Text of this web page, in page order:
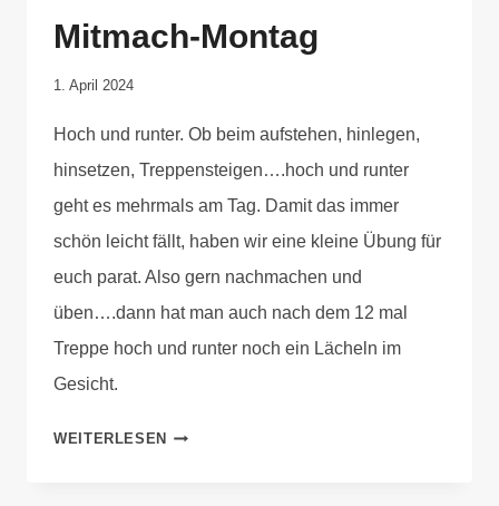
Mitmach-Montag
Von
Justh
1. April 2024
Hoch und runter. Ob beim aufstehen, hinlegen,
hinsetzen, Treppensteigen….hoch und runter
geht es mehrmals am Tag. Damit das immer
schön leicht fällt, haben wir eine kleine Übung für
euch parat. Also gern nachmachen und
üben….dann hat man auch nach dem 12 mal
Treppe hoch und runter noch ein Lächeln im
Gesicht.
WEITERLESEN